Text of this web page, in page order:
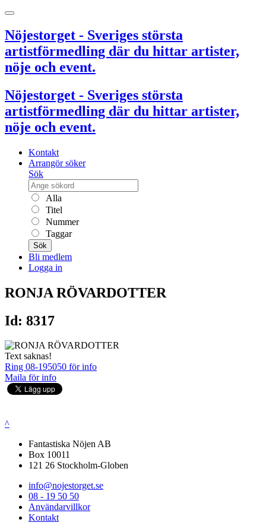
Nöjestorget - Sveriges största
artistförmedling där du hittar artister,
nöje och event.
Nöjestorget - Sveriges största
artistförmedling där du hittar artister,
nöje och event.
Kontakt
Arrangör söker
Sök
Alla
Titel
Nummer
Taggar
Sök
Bli medlem
Logga in
RONJA RÖVARDOTTER
Id: 8317
Text saknas!
Ring 08-195050 för info
Maila för info
^
Fantastiska Nöjen AB
Box 10011
121 26 Stockholm-Globen
info@nojestorget.se
08 - 19 50 50
Användarvillkor
Kontakt